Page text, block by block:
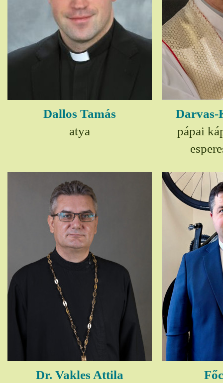
Dallos Tamás
atya
Darvas-
pápai
Dr. Vakles Attila